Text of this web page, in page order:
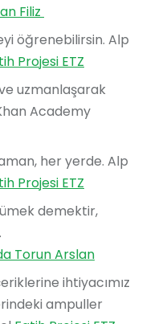
öğrenebilirsin. Alp
Projesi ETZ
uzmanlaşarak
Academy
her yerde. Alp
Projesi ETZ
demektir,
Torun Arslan
ihtiyacımız
ampuller